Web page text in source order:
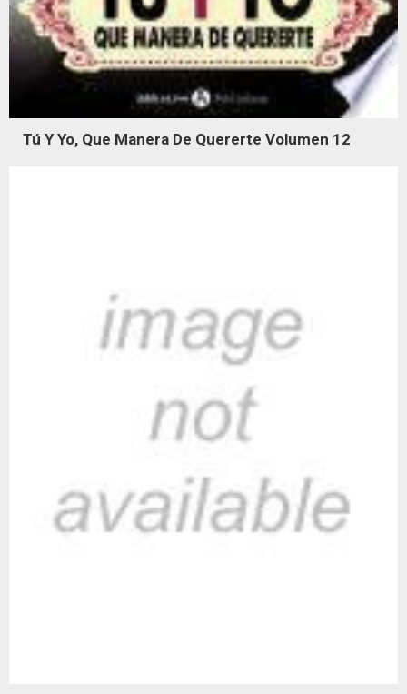
Tú Y Yo, Que Manera De Quererte Volumen 12